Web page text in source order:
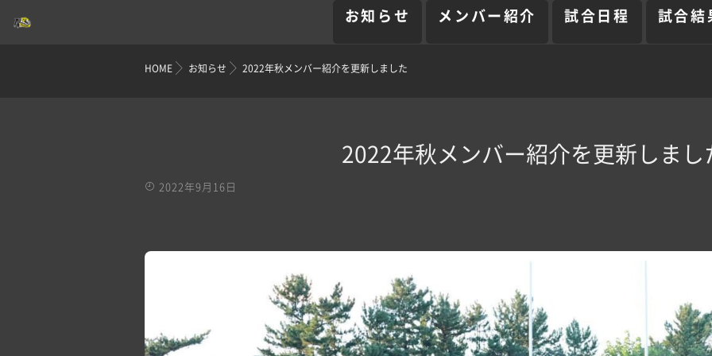
お知らせ メンバー紹介 試合日程 試合結
HOME お知らせ 2022年秋メンバー紹介を更新しました
2022年秋メンバー紹介を更新しまし
2022年9月16日